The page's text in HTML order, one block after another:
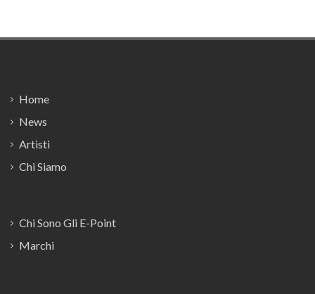
Home
News
Artisti
Chi Siamo
Chi Sono Gli E-Point
Marchi